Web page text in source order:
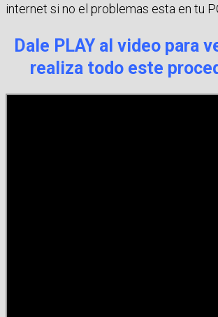
internet si no el problemas esta en tu
Dale PLAY al video para
realiza todo este